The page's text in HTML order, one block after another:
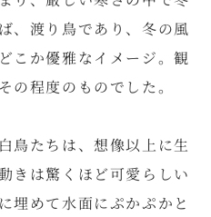
、渡り鳥であり、冬の風
こか優雅なイメージ。観
の程度のものでした。
鳥たちは、想像以上に生
きは驚くほど可愛らしい
埋めて水面にぷかぷかと